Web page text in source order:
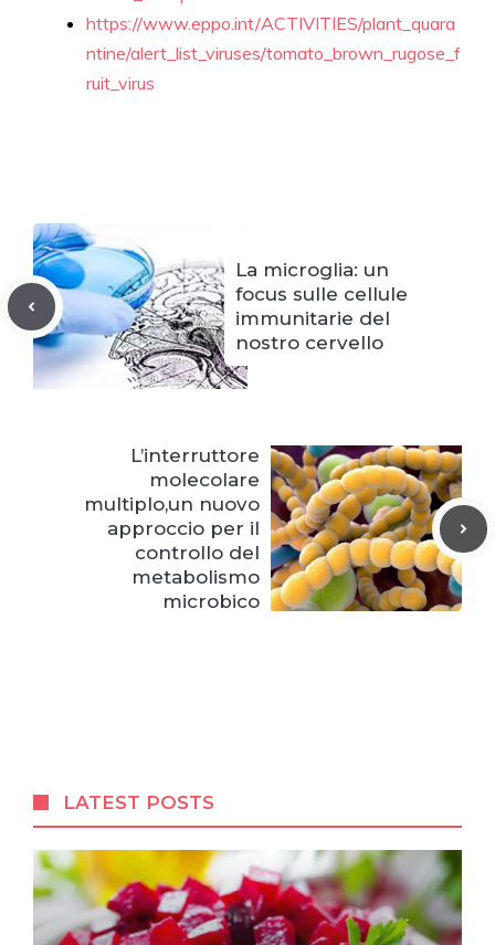
https://www.eppo.int/ACTIVITIES/plant_quara
ntine/alert_list_viruses/tomato_brown_rugose_f
ruit_virus
La microglia: un
focus sulle cellule
immunitarie del
nostro cervello
L’interruttore
molecolare
multiplo,un nuovo
approccio per il
controllo del
metabolismo
microbico
LATEST POSTS